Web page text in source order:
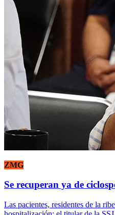
ZMG
Se recuperan ya de
Las pacientes, residentes de la